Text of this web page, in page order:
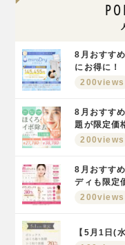
8月おすす
にお得に！
200views
8月おすす
題が限定価
200views
8月おすす
ディも限定
200views
【5月1日(